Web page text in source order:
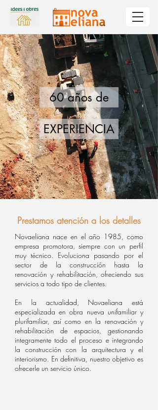
60 años de
EXPERIENCIA
Prestamos atención a los detalles
Novaeliana nace en el año 1985, como
empresa promotora, siempre con un perfil
muy técnico. Evoluciona pasando por el
sector de la construcción hasta la
renovación y rehabilitación, ofreciendo sus
servicios a todo tipo de clientes.
En la actualidad, Novaeliana está
especializada en obra nueva unifamiliar y
plurifamiliar, así como en la renovación y
rehabilitación de espacios, gestionando
integramente todo el proceso e integrando
la construcción con la arquitectura y el
interiorismo. En definitiva, nuestro objetivo es
ofrecerle un servicio único.